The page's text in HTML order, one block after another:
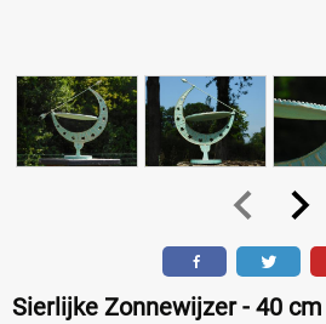
Sierlijke Zonnewijzer - 40